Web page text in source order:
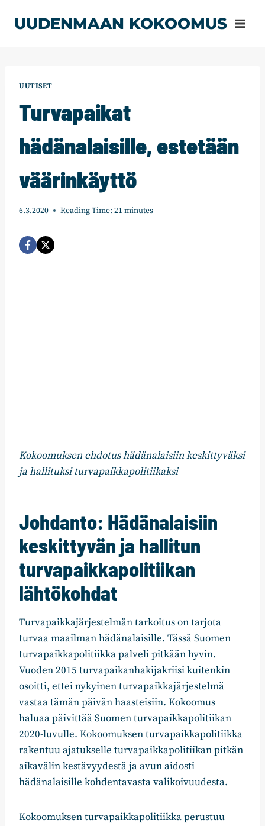
sisältöön
UUDENMAAN KOKOOMUS
UUTISET
Turvapaikat
hädänalaisille, estetään
väärinkäyttö
6.3.2020 Reading Time: 21 minutes
Kokoomuksen ehdotus hädänalaisiin keskittyväksi
ja hallituksi turvapaikkapolitiikaksi
Johdanto: Hädänalaisiin
keskittyvän ja hallitun
turvapaikkapolitiikan
lähtökohdat
Turvapaikkajärjestelmän tarkoitus on tarjota
turvaa maailman hädänalaisille. Tässä Suomen
turvapaikkapolitiikka palveli pitkään hyvin.
Vuoden 2015 turvapaikanhakijakriisi kuitenkin
osoitti, ettei nykyinen turvapaikkajärjestelmä
vastaa tämän päivän haasteisiin. Kokoomus
haluaa päivittää Suomen turvapaikkapolitiikan
2020-luvulle. Kokoomuksen turvapaikkapolitiikka
rakentuu ajatukselle turvapaikkapolitiikan pitkän
aikavälin kestävyydestä ja avun aidosti
hädänalaisille kohdentavasta valikoivuudesta.
Kokoomuksen turvapaikkapolitiikka perustuu